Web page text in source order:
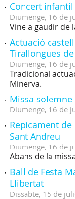
Concert infantil
Diumenge, 16 de
Vine a gaudir de
Actuació
Tirallongues
Diumenge, 16 de
Tradicional
Minerva.
Missa solemne
Diumenge, 16 de
Repicament
Sant Andreu
Diumenge, 16 de
Abans de la
Ball de Festa
Llibertat
Dissabte, 15 de